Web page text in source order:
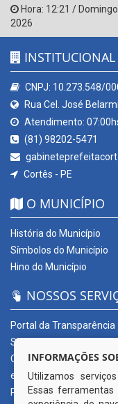
Hora: 12:21 / Domingo
2026
INSTITUCIONAL
CNPJ: 10.273.548/
Rua Cel. José
Atendimento:
(81) 98202-5471
Cortês - PE
O MUNICÍPIO
História do Município
Símbolos do Município
Hino do Município
NOSSOS
Portal da Transparência
SERVIÇOS DIGITAIS:
Ouvidoria Municipal
e-SIC
Processos de Licitação
INFORMAÇÕES
Utilizamos
Essas